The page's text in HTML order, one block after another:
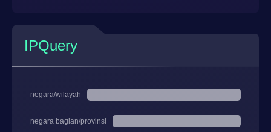
IPQuery
negara/wilayah
negara bagian/provinsi